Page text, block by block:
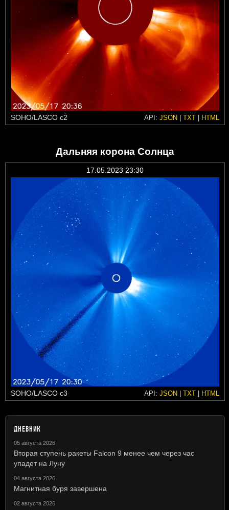
SOHO/LASCO c2 API: JSON | TXT | HTML
Дальняя корона Солнца
17.05.2023 23:30
SOHO/LASCO c3 API: JSON | TXT | HTML
ДНЕВНИК
05 августа 2026
Вторая ступень ракеты Falcon 9 менее чем через час
упадет на Луну
04 августа 2026
Магнитная буря завершена
02 августа 2026